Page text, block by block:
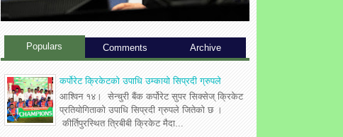
Populars Comments Archive
कर्पोरेट क्रिकेटको उपाधि उम्कायो सिप्रदी ग्रुपले
आश्विन १४। सेन्चुरी बैंक कर्पोरेट सुपर सिक्सेज् क्रिकेट
प्रतियोगिताको उपाधि सिप्रदी ग्रुपले जितेको छ ।
कीर्तिपुरस्थित त्रिबीबी क्रिकेट मैदा...